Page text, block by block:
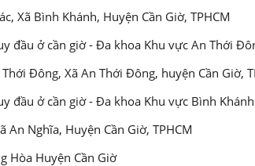
Xã Bình Khánh, Huyện Cần Giờ, TPHCM
đầu ở cần giờ - Đa khoa Khu vực An Thới
Đông, Xã An Thới Đông, huyện Cần Giờ,
đầu ở cần giờ - Đa khoa Khu vực Bình Khánh
An Nghĩa, Huyện Cần Giờ, TPHCM
Hòa Huyện Cần Giờ